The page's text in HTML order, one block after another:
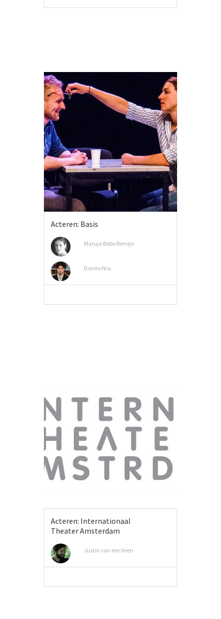
Acteren: Basis
Maruja Bobo Remijn
Danilo Nisi
Acteren: Internationaal
Theater Amsterdam
Justin van der Veen